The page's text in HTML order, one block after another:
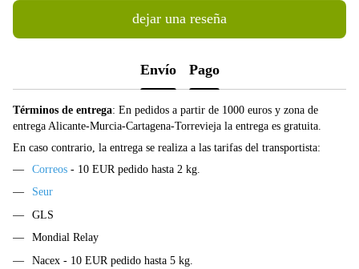
dejar una reseña
Envío Pago
Términos de entrega: En pedidos a partir de 1000 euros y zona de
entrega Alicante-Murcia-Cartagena-Torrevieja la entrega es gratuita.
En caso contrario, la entrega se realiza a las tarifas del transportista:
Correos - 10 EUR pedido hasta 2 kg.
Seur
GLS
Mondial Relay
Nacex - 10 EUR pedido hasta 5 kg.